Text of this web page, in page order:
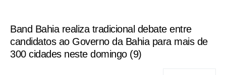
Band Bahia realiza tradicional debate entre
candidatos ao Governo da Bahia para mais de
300 cidades neste domingo (9)